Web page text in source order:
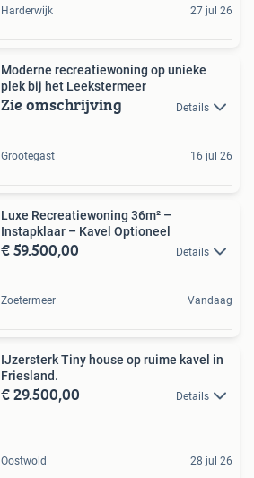
Harderwijk 27 jul 26
Moderne recreatiewoning op unieke
plek bij het Leekstermeer
Zie omschrijving Details
Grootegast 16 jul 26
Luxe Recreatiewoning 36m² –
Instapklaar – Kavel Optioneel
€ 59.500,00 Details
Zoetermeer Vandaag
IJzersterk Tiny house op ruime kavel in
Friesland.
€ 29.500,00 Details
Oostwold 28 jul 26